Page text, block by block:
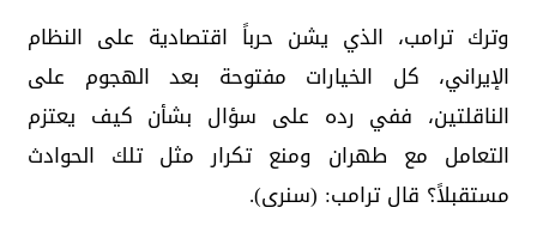
وترك ترامب، الذي يشن حرباً اقتصادية على النظام
الإيراني، كل الخيارات مفتوحة بعد الهجوم على
الناقلتين، ففي رده على سؤال بشأن كيف يعتزم
التعامل مع طهران ومنع تكرار مثل تلك الحوادث
مستقبلاً؟ قال ترامب: (سنرى).